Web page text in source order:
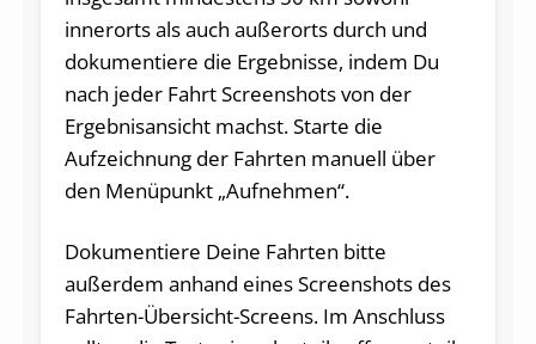
innerorts als auch außerorts durch und
dokumentiere die Ergebnisse, indem Du
nach jeder Fahrt Screenshots von der
Ergebnisansicht machst. Starte die
Aufzeichnung der Fahrten manuell über
den Menüpunkt „Aufnehmen“.
Dokumentiere Deine Fahrten bitte
außerdem anhand eines Screenshots des
Fahrten-Übersicht-Screens. Im Anschluss